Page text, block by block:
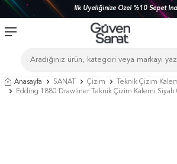
İlk Üyeliğinize Özel %10 Sepet
Anasayfa SANAT Çizim
Teknik Çizim
Edding 1880 Drawliner Teknik Çizim Kalemi Siyah